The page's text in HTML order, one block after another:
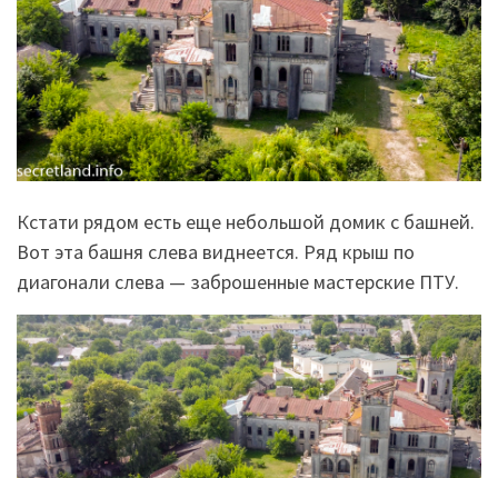
Кстати рядом есть еще небольшой домик с башней.
Вот эта башня слева виднеется. Ряд крыш по
диагонали слева — заброшенные мастерские ПТУ.